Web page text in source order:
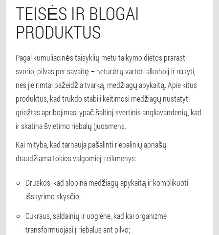
TEISĖS IR BLOGAI
PRODUKTUS
Pagal kumuliacinės taisyklių metu taikymo dietos prarasti
svorio, pilvas per savaitę – neturėtų vartoti alkoholį ir rūkyti,
nes jie rimtai pažeidžia tvarką, medžiagų apykaitą. Apie kitus
produktus, kad trukdo stabili keitimosi medžiagų nustatyti
griežtas apribojimas, ypač šaltinį svertinis angliavandenių, kad
ir skatina švietimo riebalų (juosmens.
Kai mityba, kad tarnauja pašalinti riebalinių apnašų
draudžiama tokios valgomieji reikmenys:
Druskos, kad slopina medžiagų apykaitą ir komplikuoti
išskyrimo skysčio;
Cukraus, saldainių ir uogiene, kad kai organizme
transformuojasi į riebalus ant pilvo;